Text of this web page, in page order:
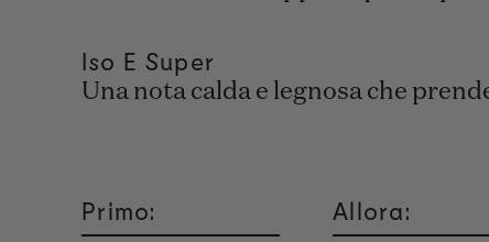
Iso E Super
Una nota calda e legnosa che
Primo: Allora: